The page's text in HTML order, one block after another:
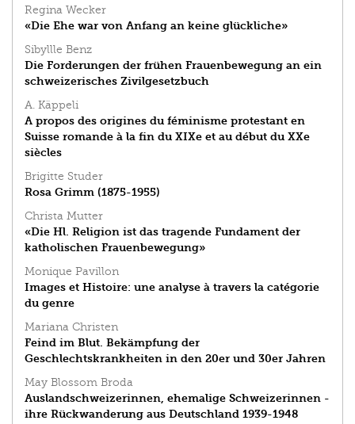
Regina Wecker
«Die Ehe war von Anfang an keine glückliche»
Sibyllle Benz
Die Forderungen der frühen Frauenbewegung an ein
schweizerisches Zivilgesetzbuch
A. Käppeli
A propos des origines du féminisme protestant en
Suisse romande à la fin du XIXe et au début du XXe
siècles
Brigitte Studer
Rosa Grimm (1875-1955)
Christa Mutter
«Die Hl. Religion ist das tragende Fundament der
katholischen Frauenbewegung»
Monique Pavillon
Images et Histoire: une analyse à travers la catégorie
du genre
Mariana Christen
Feind im Blut. Bekämpfung der
Geschlechtskrankheiten in den 20er und 30er Jahren
May Blossom Broda
Auslandschweizerinnen, ehemalige Schweizerinnen -
ihre Rückwanderung aus Deutschland 1939-1948